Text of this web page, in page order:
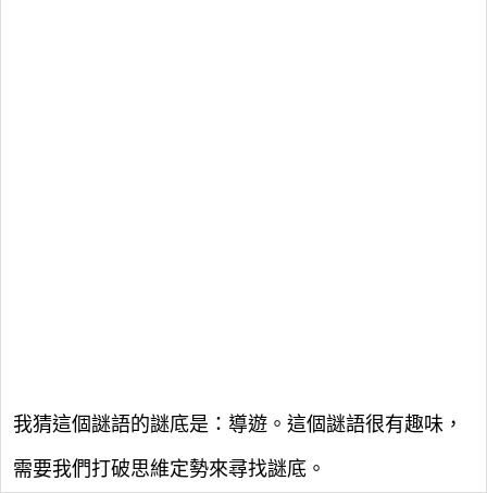
我猜這個謎語的謎底是：導遊。這個謎語很有趣味，
需要我們打破思維定勢來尋找謎底。